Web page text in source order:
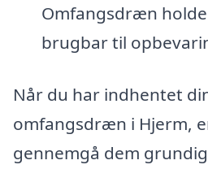
Omfangsdræn
brugbar til
Når du har indhentet
omfangsdræn i Hjerm,
gennemgå dem